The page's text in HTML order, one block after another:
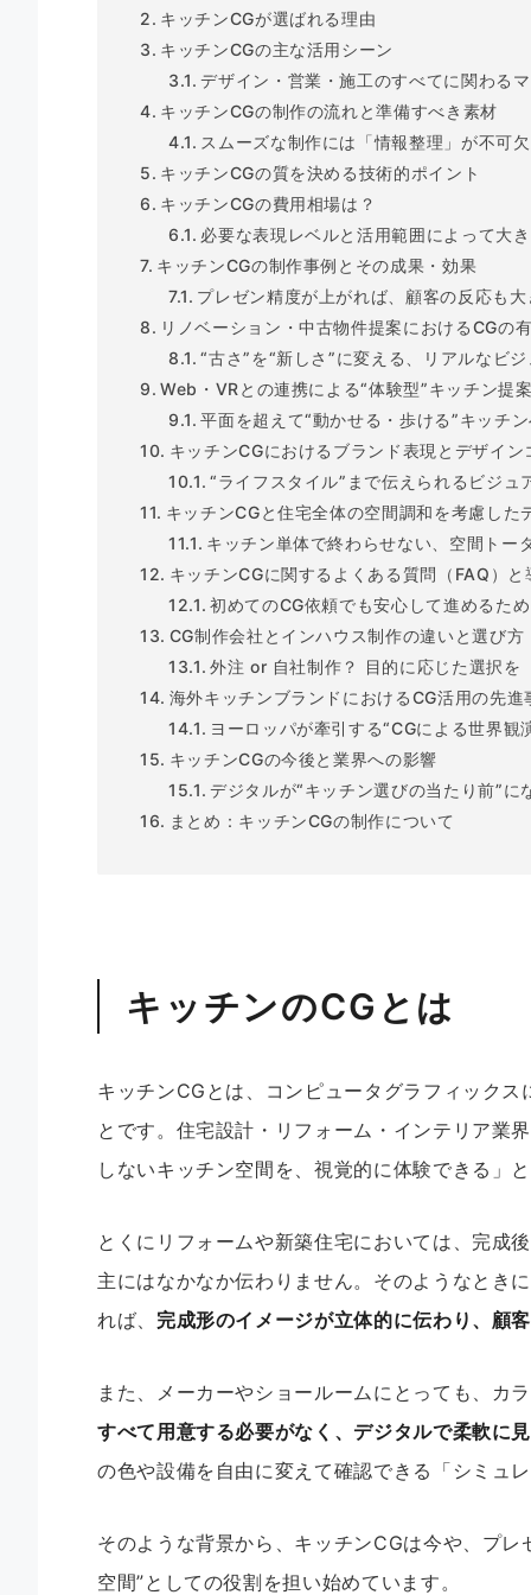
キッチンCGが選ばれる理由
キッチンCGの主な活用シーン
デザイン・営業・施工のすべてに関わる
キッチンCGの制作の流れと準備すべき素材
スムーズな制作には「情報整理」が不可欠
キッチンCGの質を決める技術的ポイント
キッチンCGの費用相場は？
必要な表現レベルと活用範囲によって大
キッチンCGの制作事例とその成果・効果
プレゼン精度が上がれば、顧客の反応も
リノベーション・中古物件提案におけるCGの
“古さ”を“新しさ”に変える、リアルなビ
Web・VRとの連携による“体験型”キッチン提
平面を超えて“動かせる・歩ける”キッチ
キッチンCGにおけるブランド表現とデザイ
“ライフスタイル”まで伝えられるビジュ
キッチンCGと住宅全体の空間調和を考慮した
キッチン単体で終わらせない、空間トー
キッチンCGに関するよくある質問（FAQ）
初めてのCG依頼でも安心して進めるた
CG制作会社とインハウス制作の違いと選び方
外注 or 自社制作？ 目的に応じた選択を
海外キッチンブランドにおけるCG活用の先進
ヨーロッパが牽引する“CGによる世界観
キッチンCGの今後と業界への影響
デジタルが“キッチン選びの当たり前”に
まとめ：キッチンCGの制作について
キッチンのCGとは
キッチンCGとは、コンピュータグラフィック
とです。住宅設計・リフォーム・インテリア業
しないキッチン空間を、視覚的に体験できる」
とくにリフォームや新築住宅においては、完成
主にはなかなか伝わりません。そのようなとき
れば、 完成形のイメージが立体的に伝わり、顧
また、メーカーやショールームにとっても、カ
すべて用意する必要がなく、デジタルで柔軟に
の色や設備を自由に変えて確認できる「シミュ
そのような背景から、キッチンCGは今や、プ
空間”としての役割を担い始めています。